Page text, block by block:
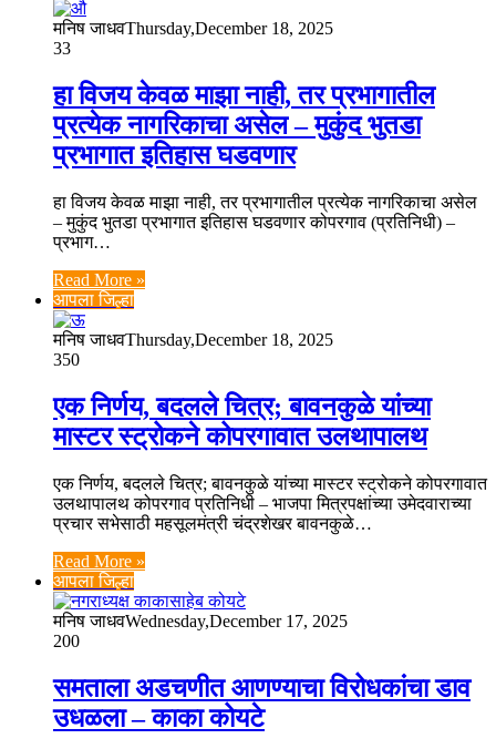
मनिष जाधवThursday,December 18, 2025
33
हा विजय केवळ माझा नाही, तर प्रभागातील
प्रत्येक नागरिकाचा असेल – मुकुंद भुतडा
प्रभागात इतिहास घडवणार
हा विजय केवळ माझा नाही, तर प्रभागातील प्रत्येक नागरिकाचा असेल
– मुकुंद भुतडा प्रभागात इतिहास घडवणार कोपरगाव (प्रतिनिधी) –
प्रभाग…
Read More »
आपला जिल्हा
मनिष जाधवThursday,December 18, 2025
350
एक निर्णय, बदलले चित्र; बावनकुळे यांच्या
मास्टर स्ट्रोकने कोपरगावात उलथापालथ
एक निर्णय, बदलले चित्र; बावनकुळे यांच्या मास्टर स्ट्रोकने कोपरगावात
उलथापालथ कोपरगाव प्रतिनिधी – भाजपा मित्रपक्षांच्या उमेदवाराच्या
प्रचार सभेसाठी महसूलमंत्री चंद्रशेखर बावनकुळे…
Read More »
आपला जिल्हा
मनिष जाधवWednesday,December 17, 2025
200
समताला अडचणीत आणण्याचा विरोधकांचा डाव
उधळला – काका कोयटे